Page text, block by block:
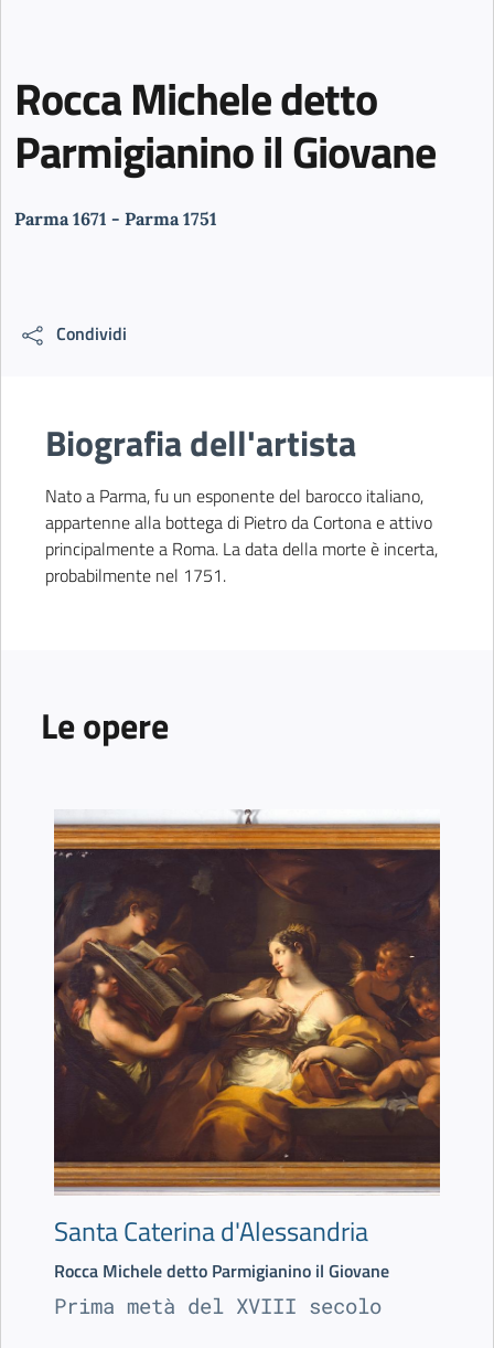
Rocca Michele detto
Parmigianino il Giovane
Parma 1671 - Parma 1751
Condividi
Biografia dell'artista
Nato a Parma, fu un esponente del barocco italiano,
appartenne alla bottega di Pietro da Cortona e attivo
principalmente a Roma. La data della morte è incerta,
probabilmente nel 1751.
Le opere
Santa Caterina d'Alessandria
Rocca Michele detto Parmigianino il Giovane
Prima metà del XVIII secolo